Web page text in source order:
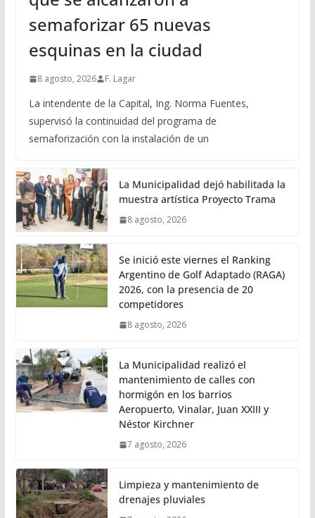
semaforizar 65 nuevas
esquinas en la ciudad
8 agosto, 2026 F. Lagar
La intendente de la Capital, Ing. Norma Fuentes,
supervisó la continuidad del programa de
semaforización con la instalación de un
La Municipalidad dejó habilitada la
muestra artística Proyecto Trama
8 agosto, 2026
Se inició este viernes el Ranking
Argentino de Golf Adaptado (RAGA)
2026, con la presencia de 20
competidores
8 agosto, 2026
La Municipalidad realizó el
mantenimiento de calles con
hormigón en los barrios
Aeropuerto, Vinalar, Juan XXIII y
Néstor Kirchner
7 agosto, 2026
Limpieza y mantenimiento de
drenajes pluviales